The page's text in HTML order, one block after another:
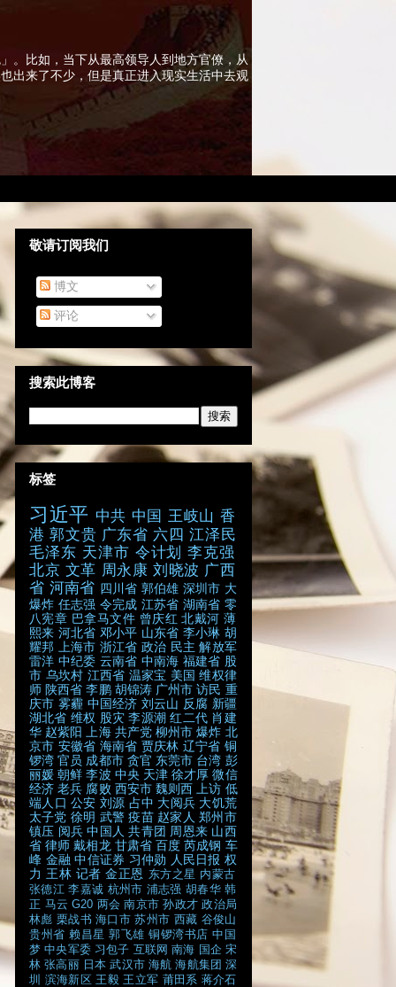
。比如，当下从最高领导人到地方官僚，从
出来了不少，但是真正进入现实生活中去观
敬请订阅我们
博文
评论
搜索此博客
标签
习近平 中共 中国 王岐山 香
港 郭文贵 广东省 六四 江泽民
毛泽东 天津市 令计划 李克强
北京 文革 周永康 刘晓波 广西
省 河南省 四川省 郭伯雄 深圳市 大
爆炸 任志强 令完成 江苏省 湖南省 零
八宪章 巴拿马文件 曾庆红 北戴河 薄
熙来 河北省 邓小平 山东省 李小琳 胡
耀邦
上海市 浙江省 政治 民主 解放军
雷洋 中纪委 云南省 中南海 福建省 股
市 乌坎村 江西省 温家宝 美国 维权律
师 陕西省 李鹏 胡锦涛 广州市 访民 重
庆市 雾霾 中国经济 刘云山 反腐 新疆
湖北省 维权 股灾 李源潮 红二代 肖建
华 赵紫阳 上海 共产党 柳州市 爆炸 北
京市 安徽省 海南省 贾庆林 辽宁省 铜
锣湾 官员 成都市 贪官 东莞市 台湾 彭
丽媛 朝鲜 李波 中央 天津 徐才厚 微信
经济 老兵 腐败 西安市 魏则西 上访 低
端人口 公安 刘源 占中 大阅兵 大饥荒
太子党 徐明 武警 疫苗 赵家人 郑州市
镇压 阅兵 中国人 共青团 周恩来 山西
省 律师 戴相龙 甘肃省 百度 芮成钢 车
峰 金融 中信证券 习仲勋 人民日报 权
力 王林 记者 金正恩 东方之星 内蒙古
张德江 李嘉诚 杭州市 浦志强 胡春华 韩
正 马云 G20 两会 南京市 孙政才 政治局
林彪 栗战书 海口市 苏州市 西藏 谷俊山
贵州省 赖昌星 郭飞雄 铜锣湾书店 中国
梦 中央军委 习包子 互联网 南海 国企 宋
林 张高丽 日本 武汉市 海航 海航集团 深
圳
滨海新区 王毅 王立军 莆田系 蒋介石